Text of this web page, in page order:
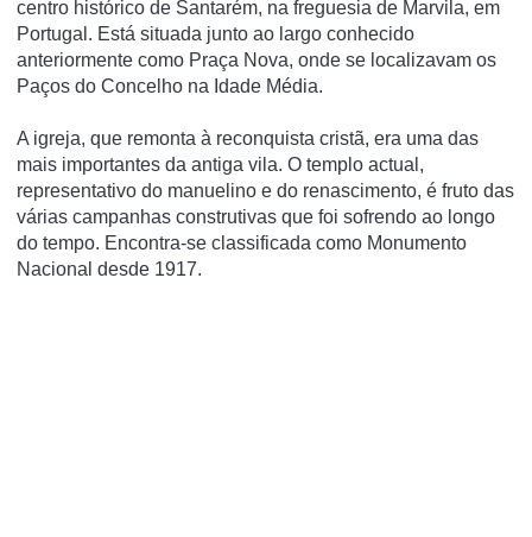
centro histórico de Santarém, na freguesia de Marvila, em
Portugal. Está situada junto ao largo conhecido
anteriormente como Praça Nova, onde se localizavam os
Paços do Concelho na Idade Média.
A igreja, que remonta à reconquista cristã, era uma das
mais importantes da antiga vila. O templo actual,
representativo do manuelino e do renascimento, é fruto das
várias campanhas construtivas que foi sofrendo ao longo
do tempo. Encontra-se classificada como Monumento
Nacional desde 1917.